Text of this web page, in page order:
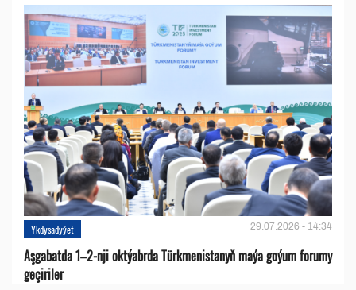
Ykdysadyýet 29.07.2026 - 14:34
Aşgabatda 1–2-nji oktýabrda Türkmenistanyň maýa goýum forumy
geçiriler